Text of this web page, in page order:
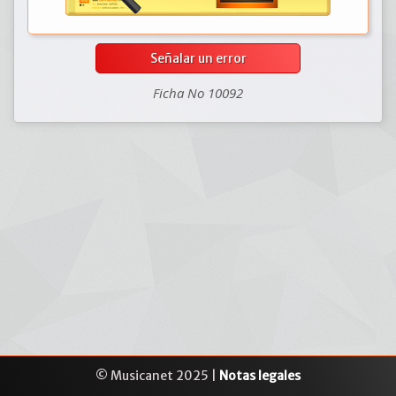
Señalar un error
Ficha No 10092
© Musicanet 2025 | Notas legales